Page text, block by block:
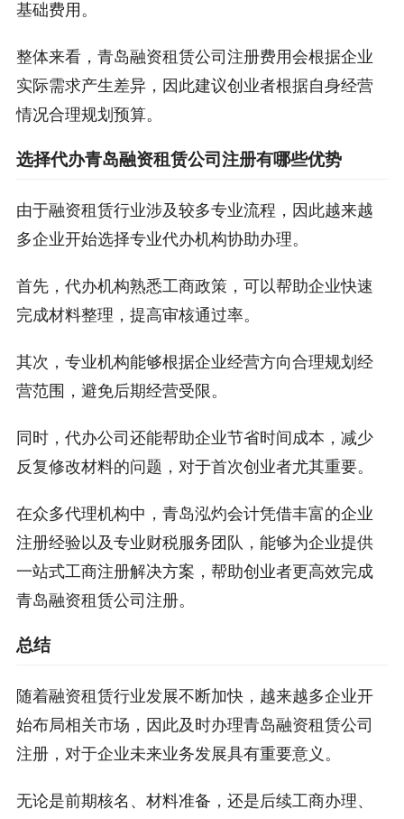
基础费用。
整体来看，青岛融资租赁公司注册费用会根据企业
实际需求产生差异，因此建议创业者根据自身经营
情况合理规划预算。
选择代办青岛融资租赁公司注册有哪些优势
由于融资租赁行业涉及较多专业流程，因此越来越
多企业开始选择专业代办机构协助办理。
首先，代办机构熟悉工商政策，可以帮助企业快速
完成材料整理，提高审核通过率。
其次，专业机构能够根据企业经营方向合理规划经
营范围，避免后期经营受限。
同时，代办公司还能帮助企业节省时间成本，减少
反复修改材料的问题，对于首次创业者尤其重要。
在众多代理机构中，青岛泓灼会计凭借丰富的企业
注册经验以及专业财税服务团队，能够为企业提供
一站式工商注册解决方案，帮助创业者更高效完成
青岛融资租赁公司注册。
总结
随着融资租赁行业发展不断加快，越来越多企业开
始布局相关市场，因此及时办理青岛融资租赁公司
注册，对于企业未来业务发展具有重要意义。
无论是前期核名、材料准备，还是后续工商办理、